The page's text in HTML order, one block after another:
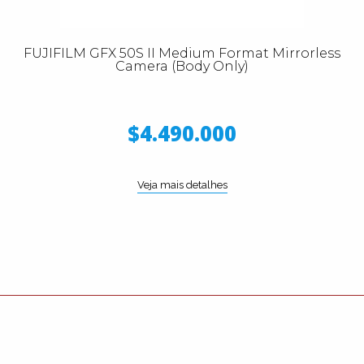
FUJIFILM GFX 50S II Medium Format Mirrorless
Camera (Body Only)
$4.490.000
Veja mais detalhes